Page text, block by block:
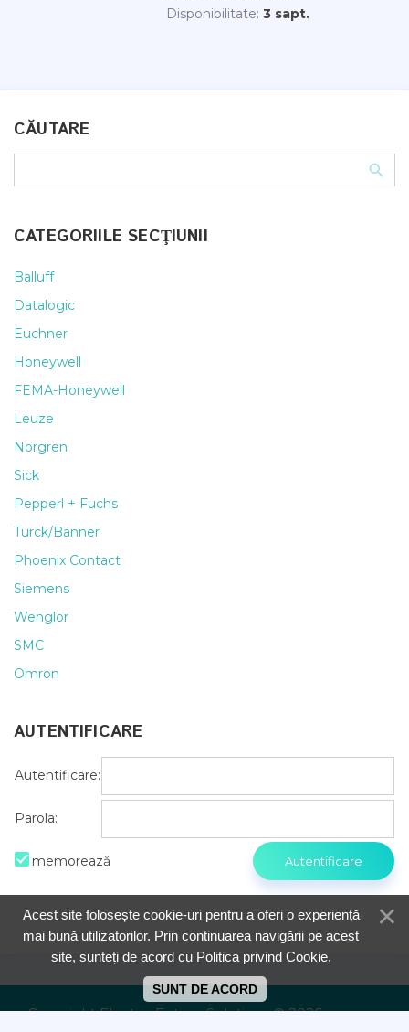
Disponibilitate: 3 sapt.
CĂUTARE
CATEGORIILE SECŢIUNII
Balluff
Datalogic
Euchner
Honeywell
FEMA-Honeywell
Leuze
Norgren
Sick
Pepperl + Fuchs
Turck/Banner
Phoenix Contact
Siemens
Wenglor
SMC
Omron
AUTENTIFICARE
Autentificare:
Parola:
memorează
Copyright Electric Future Solutions © 2026
Acest site folosește cookie-uri pentru a oferi o experiență
mai bună utilizatorilor. Prin continuarea navigării pe acest
site, sunteți de acord cu Politica privind Cookie.
SUNT DE ACORD